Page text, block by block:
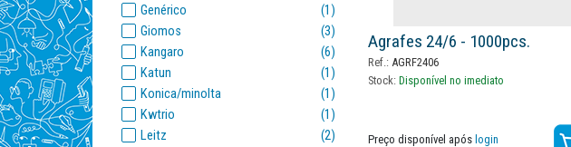
Genérico
(1)
Giomos
(3)
Kangaro
(6)
Katun
(1)
Konica/minolta
(1)
Kwtrio
(1)
Leitz
(2)
Agrafes 24/6 - 1000pcs.
Ref.:AGRF2406
Stock: Disponível no imediato
Preço disponível após login